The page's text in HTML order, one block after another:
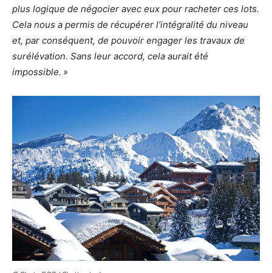
plus logique de négocier avec eux pour racheter ces lots.
Cela nous a permis de récupérer l’intégralité du niveau
et, par conséquent, de pouvoir engager les travaux de
surélévation. Sans leur accord, cela aurait été
impossible. »